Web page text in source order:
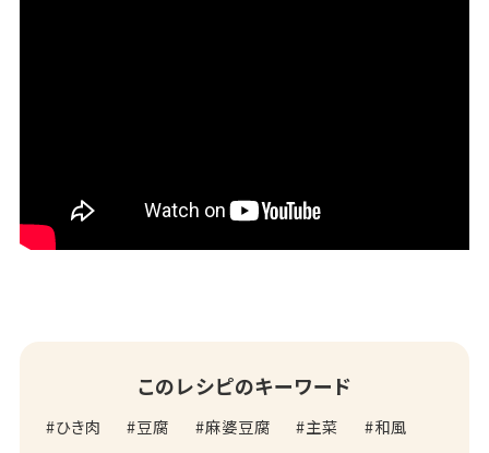
このレシピのキーワード
ひき肉 豆腐 麻婆豆腐 主菜
和風